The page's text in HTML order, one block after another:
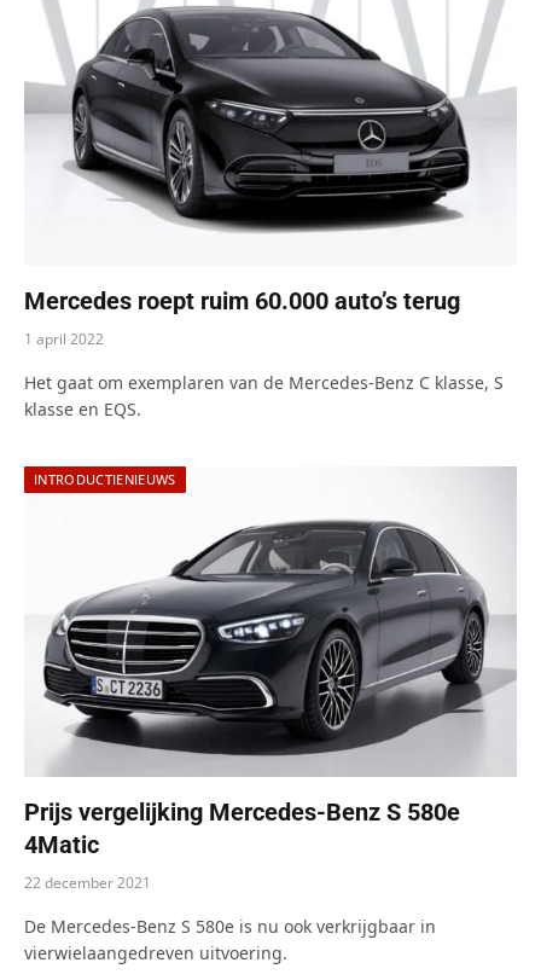
Mercedes roept ruim 60.000 auto’s terug
1 april 2022
Het gaat om exemplaren van de Mercedes-Benz C klasse, S
klasse en EQS.
INTRODUCTIENIEUWS
Prijs vergelijking Mercedes-Benz S 580e
4Matic
22 december 2021
De Mercedes-Benz S 580e is nu ook verkrijgbaar in
vierwielaangedreven uitvoering.